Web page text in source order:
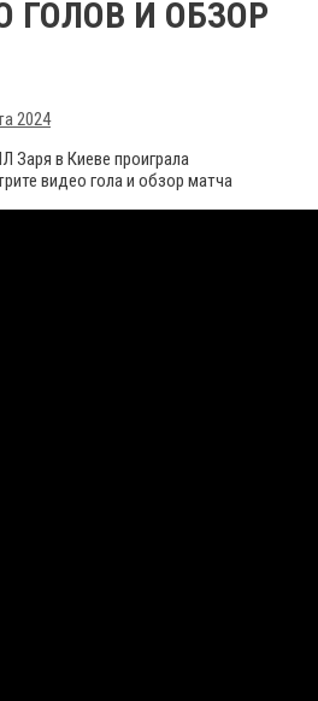
ГОЛОВ И ОБЗОР
2024
Заря в Киеве проиграла
видео гола и обзор матча